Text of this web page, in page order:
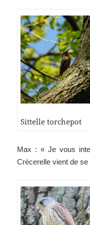
Sittelle torchepot
Max : « Je vous
Crécerelle vient de